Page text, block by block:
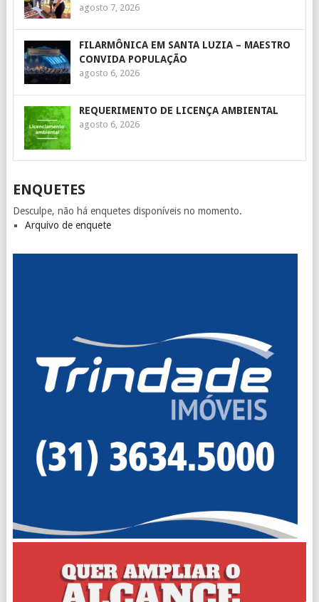
agosto 7, 2026
FILARMÔNICA EM SANTA LUZIA – MAESTRO
CONVIDA POPULAÇÃO
agosto 6, 2026
REQUERIMENTO DE LICENÇA AMBIENTAL
agosto 6, 2026
ENQUETES
Desculpe, não há enquetes disponíveis no momento.
Arquivo de enquete